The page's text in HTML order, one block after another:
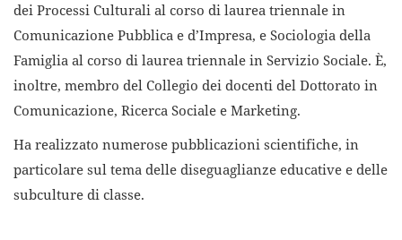
dei Processi Culturali al corso di laurea triennale in
Comunicazione Pubblica e d’Impresa, e Sociologia della
Famiglia al corso di laurea triennale in Servizio Sociale. È,
inoltre, membro del Collegio dei docenti del Dottorato in
Comunicazione, Ricerca Sociale e Marketing.
Ha realizzato numerose pubblicazioni scientifiche, in
particolare sul tema delle diseguaglianze educative e delle
subculture di classe.